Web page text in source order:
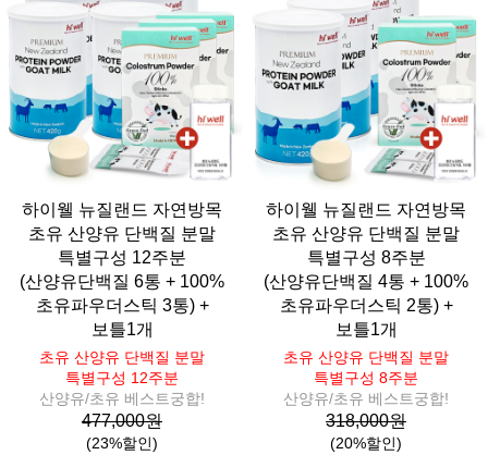
하이웰 뉴질랜드 자연방목
초유 산양유 단백질 분말
특별구성 12주분
(산양유단백질 6통 + 100%
초유파우더스틱 3통) +
보틀1개
초유 산양유 단백질 분말
특별구성 12주분
산양유/초유 베스트궁합!
477,000원
(23%할인)
하이웰 뉴질랜드 자연방목
초유 산양유 단백질 분말
특별구성 8주분
(산양유단백질 4통 + 100%
초유파우더스틱 2통) +
보틀1개
초유 산양유 단백질 분말
특별구성 8주분
산양유/초유 베스트궁합!
318,000원
(20%할인)